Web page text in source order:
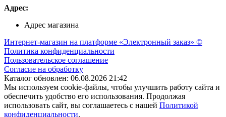
Адрес:
Адрес магазина
Интернет-магазин на платформе «Электронный заказ» ©
Политика конфиденциальности
Пользовательское соглашение
Согласие на обработку
Каталог обновлен: 06.08.2026 21:42
Мы используем cookie-файлы, чтобы улучшить работу сайта и
обеспечить удобство его использования. Продолжая
использовать сайт, вы соглашаетесь с нашей Политикой
конфиденциальности.